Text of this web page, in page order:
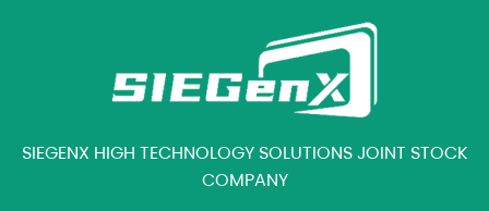
SIEGENX HIGH TECHNOLOGY SOLUTIONS JOINT STOCK
COMPANY